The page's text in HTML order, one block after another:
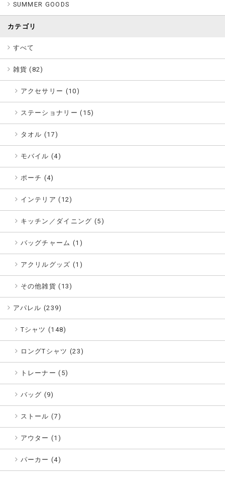
SUMMER GOODS
カテゴリ
すべて
雑貨 (82)
アクセサリー (10)
ステーショナリー (15)
タオル (17)
モバイル (4)
ポーチ (4)
インテリア (12)
キッチン／ダイニング (5)
バッグチャーム (1)
アクリルグッズ (1)
その他雑貨 (13)
アパレル (239)
Tシャツ (148)
ロングTシャツ (23)
トレーナー (5)
バッグ (9)
ストール (7)
アウター (1)
パーカー (4)